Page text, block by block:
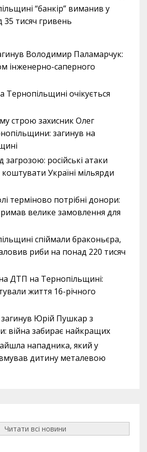
“банкір” виманив у
35 тисяч гривень
Володимир Паламарчук:
інженерно-саперного
Тернопільщині очікується
строю захисник Олег
загинув на
загрозою: російські атаки
Україні мільярди
терміново потрібні донори:
велике замовлення для
спіймали браконьєра,
риби на понад 220 тисяч
ДТП на Тернопільщині:
життя 16-річного
Юрій Пушкар з
війна забирає найкращих
нападника, який у
дитину металевою
Читати всі новини